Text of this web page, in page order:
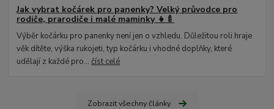
Jak vybrat kočárek pro panenky? Velký průvodce pro
rodiče, prarodiče i malé maminky 👧🍼
Výběr kočárku pro panenky není jen o vzhledu. Důležitou roli hraje
věk dítěte, výška rukojeti, typ kočárku i vhodné doplňky, které
udělají z každé pro...číst celé
Zobrazit všechny články